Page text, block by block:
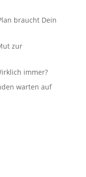
braucht Dein
zur
immer?
warten auf